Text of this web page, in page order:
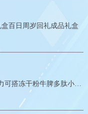
百日周岁回礼成品礼盒
【自营】AMYKON脾氨肽口服液儿童免疫力可搭冻干粉牛脾多肽小分子